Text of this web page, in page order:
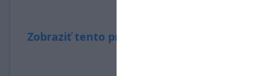
Zobraziť tento príspevok na Instagrame